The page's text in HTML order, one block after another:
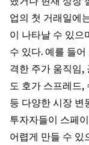
업의 첫 거래일에
이 나타날 수 있으
수 있다. 예를 들
격한 주가 움직임,
도 호가 스프레드,
등 다양한 시장 변
투자자들이 스페
어렵게 만들 수 있